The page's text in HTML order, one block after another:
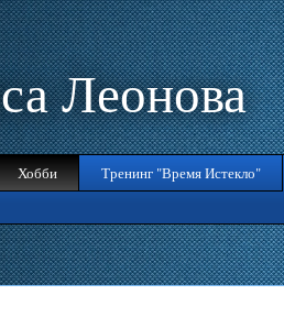
Леонова
Хобби Тренинг "Время Истекло"